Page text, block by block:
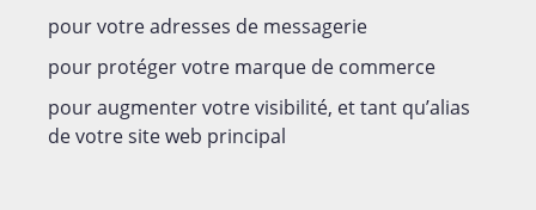
pour votre adresses de messagerie
pour protéger votre marque de commerce
pour augmenter votre visibilité, et tant qu’alias
de votre site web principal